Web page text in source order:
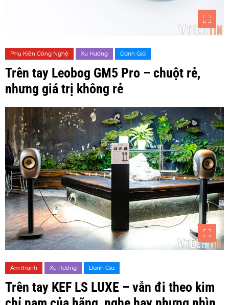
Phụ Kiện Công Nghệ Xu Hướng Đánh Giá
Trên tay Leobog GM5 Pro – chuột rẻ,
nhưng giá trị không rẻ
Âm thanh Xu Hướng Đánh Giá
Trên tay KEF LS LUXE – vẫn đi theo kim